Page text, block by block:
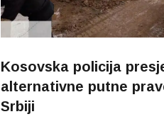
Kosovska policija
alternativne putne
Srbiji